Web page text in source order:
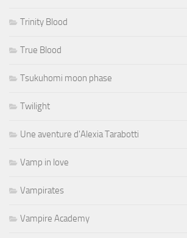
Trinity Blood
True Blood
Tsukuhomi moon phase
Twilight
Une aventure d'Alexia Tarabotti
Vamp in love
Vampirates
Vampire Academy